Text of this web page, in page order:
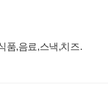
품,음료,스낵,치즈.